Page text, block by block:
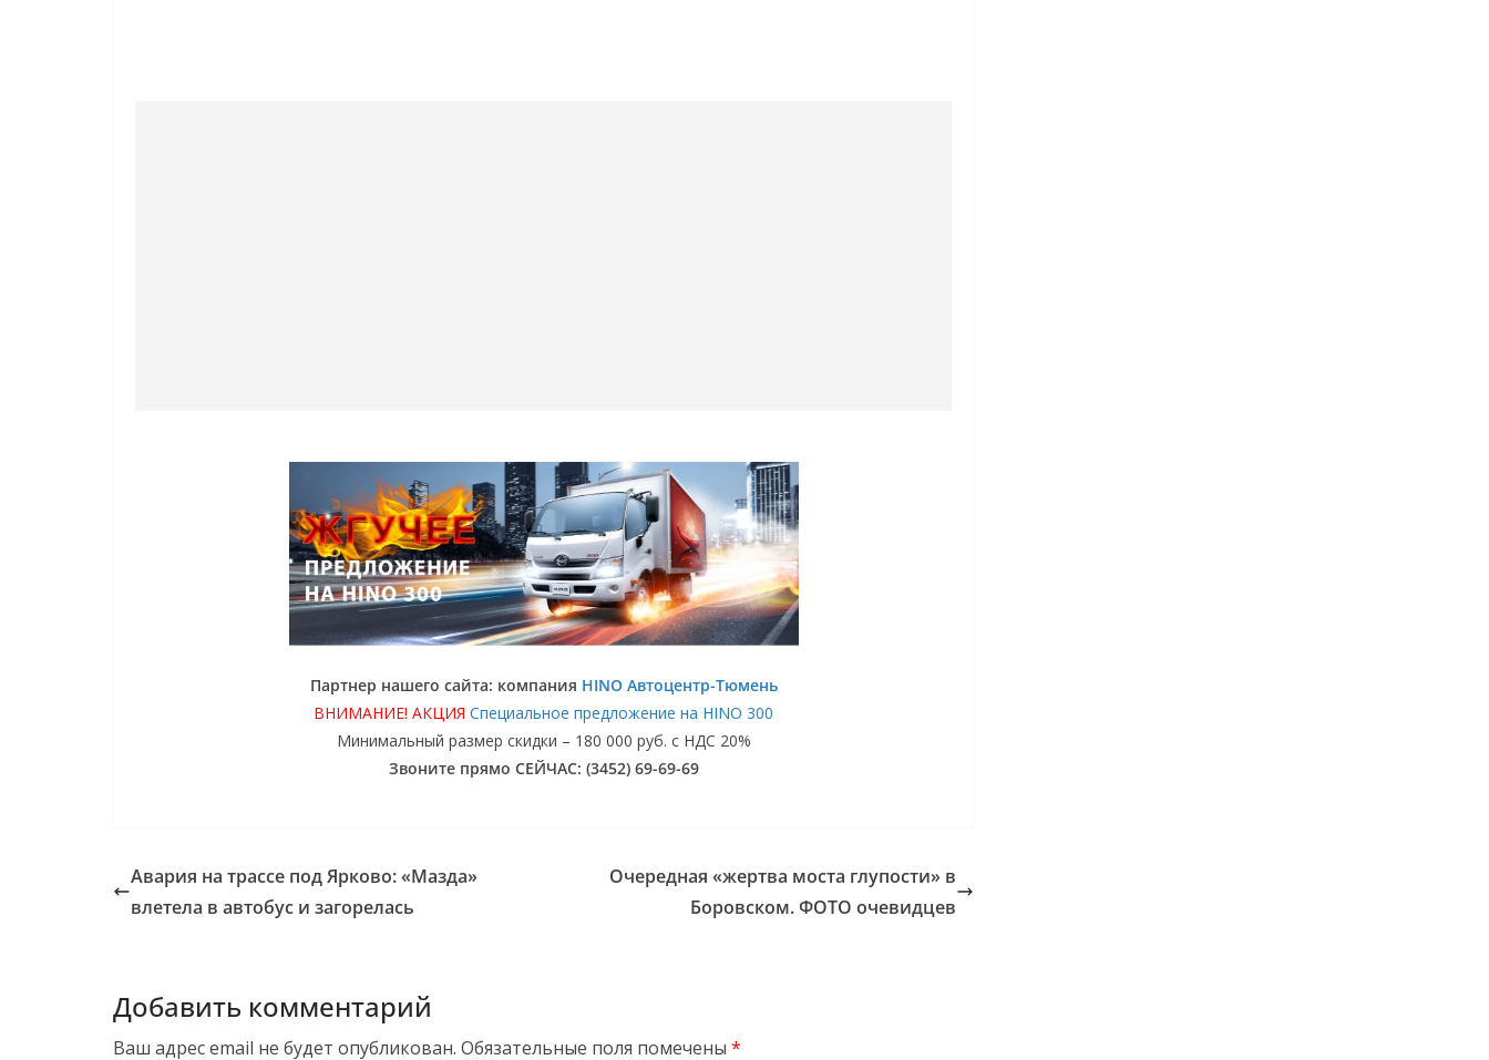
Партнер нашего сайта: компания HINO Автоцентр-Тюмень
ВНИМАНИЕ! АКЦИЯ Специальное предложение на HINO 300
Минимальный размер скидки – 180 000 руб. с НДС 20%
Звоните прямо СЕЙЧАС: (3452) 69-69-69
Авария на трассе под Ярково: «Мазда»
влетела в автобус и загорелась
Очередная «жертва моста глупости» в
Боровском. ФОТО очевидцев
Добавить комментарий
Ваш адрес email не будет опубликован. Обязательные поля помечены *